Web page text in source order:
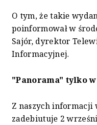
O tym, że takie
poinformował w
Sajór, dyrektor
Informacyjnej.
"Panorama" tylko
Z naszych informacji
zadebiutuje 2